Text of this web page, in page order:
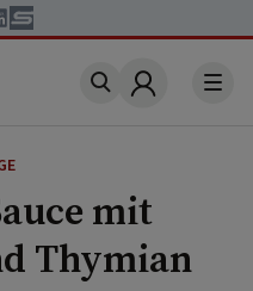
Account
mit
Thymian